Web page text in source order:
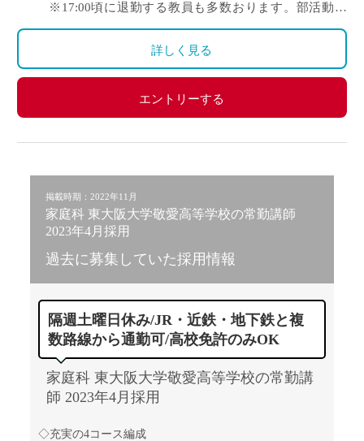
※17:00頃に退勤する教員も多数おります。部活動は
◇休日：土曜日、日曜日、祝日、その他学校スケジュ
※年間休日125日程度
詳しく見る
エントリーする
掲載時期：2022年11月
家庭科 東大阪大学敬愛高等学校の常勤講師
2023年4月採用
過去に募集していた採用情報
隔週土曜日休み/JR・近鉄・地下鉄と複
数路線から通勤可/高校免許のみOK
家庭科 東大阪大学敬愛高等学校の常勤講
師 2023年4月採用
◇充実の4コース編成